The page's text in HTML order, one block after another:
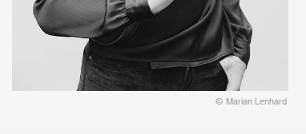
© Marian Lenhard